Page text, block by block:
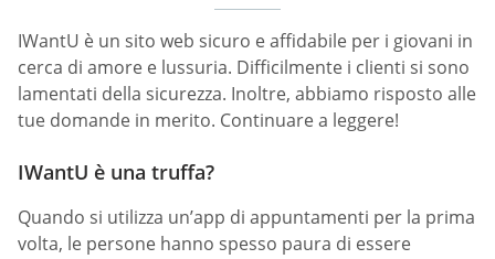
IWantU è un sito web sicuro e affidabile per i giovani in
cerca di amore e lussuria. Difficilmente i clienti si sono
lamentati della sicurezza. Inoltre, abbiamo risposto alle
tue domande in merito. Continuare a leggere!
IWantU è una truffa?
Quando si utilizza un’app di appuntamenti per la prima
volta, le persone hanno spesso paura di essere